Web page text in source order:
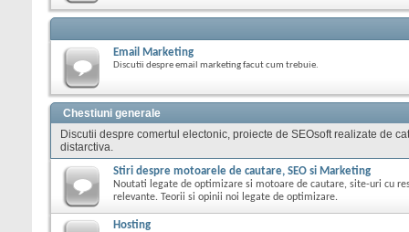
Email Marketing
Discutii despre email marketing facut cum trebuie.
Chestiuni generale
Discutii despre comertul electonic, proiecte de SEOsoft realizate de
distarctiva.
Stiri despre motoarele de cautare, SEO si Marketing
Noutati legate de optimizare si motoare de cautare, site-uri cu
relevante. Teorii si opinii noi legate de optimizare.
Hosting